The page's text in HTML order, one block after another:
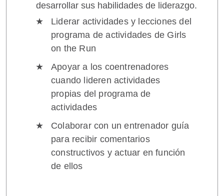
desarrollar sus habilidades de liderazgo.
Liderar actividades y lecciones del
programa de actividades de Girls
on the Run
Apoyar a los coentrenadores
cuando lideren actividades
propias del programa de
actividades
Colaborar con un entrenador guía
para recibir comentarios
constructivos y actuar en función
de ellos